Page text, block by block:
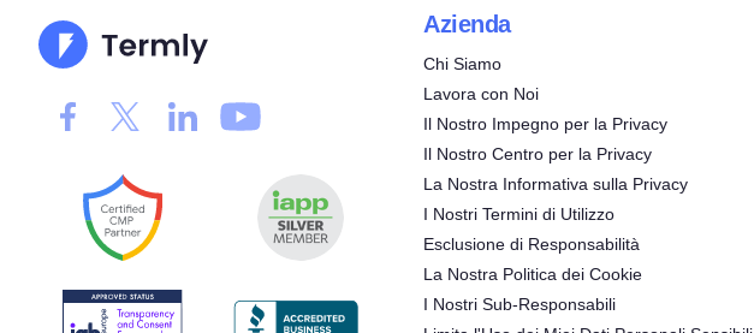
Azienda
Chi Siamo
Lavora con Noi
Il Nostro Impegno per la Privacy
Il Nostro Centro per la Privacy
La Nostra Informativa sulla Privacy
I Nostri Termini di Utilizzo
Esclusione di Responsabilità
La Nostra Politica dei Cookie
I Nostri Sub-Responsabili